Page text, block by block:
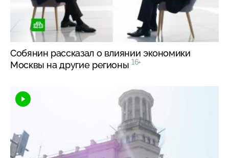
Собянин рассказал о влиянии экономики
Москвы на другие регионы 16+